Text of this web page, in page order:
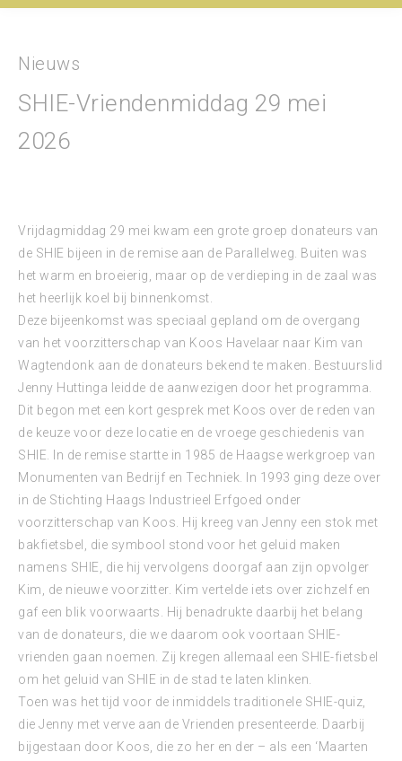
Nieuws
SHIE-Vriendenmiddag 29 mei
2026
Vrijdagmiddag 29 mei kwam een grote groep donateurs van
de SHIE bijeen in de remise aan de Parallelweg. Buiten was
het warm en broeierig, maar op de verdieping in de zaal was
het heerlijk koel bij binnenkomst.
Deze bijeenkomst was speciaal gepland om de overgang
van het voorzitterschap van Koos Havelaar naar Kim van
Wagtendonk aan de donateurs bekend te maken. Bestuurslid
Jenny Huttinga leidde de aanwezigen door het programma.
Dit begon met een kort gesprek met Koos over de reden van
de keuze voor deze locatie en de vroege geschiedenis van
SHIE. In de remise startte in 1985 de Haagse werkgroep van
Monumenten van Bedrijf en Techniek. In 1993 ging deze over
in de Stichting Haags Industrieel Erfgoed onder
voorzitterschap van Koos. Hij kreeg van Jenny een stok met
bakfietsbel, die symbool stond voor het geluid maken
namens SHIE, die hij vervolgens doorgaf aan zijn opvolger
Kim, de nieuwe voorzitter. Kim vertelde iets over zichzelf en
gaf een blik voorwaarts. Hij benadrukte daarbij het belang
van de donateurs, die we daarom ook voortaan SHIE-
vrienden gaan noemen. Zij kregen allemaal een SHIE-fietsbel
om het geluid van SHIE in de stad te laten klinken.
Toen was het tijd voor de inmiddels traditionele SHIE-quiz,
die Jenny met verve aan de Vrienden presenteerde. Daarbij
bijgestaan door Koos, die zo her en der – als een ‘Maarten